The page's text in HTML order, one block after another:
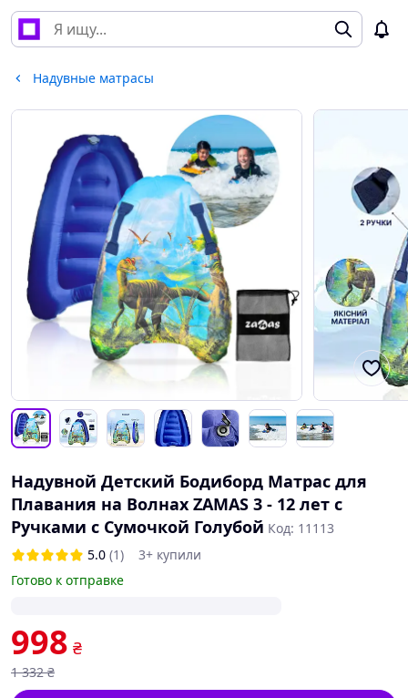
Надувные матрасы
Надувной Детский Бодиборд Матрас для
Плавания на Волнах ZAMAS 3 - 12 лет с
Ручками с Сумочкой Голубой Код: 11113
5.0 (1)
3+ купили
Готово к отправке
998 ₴
1 332 ₴